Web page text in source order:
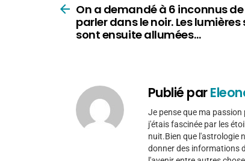
plus On a demandé à 6 inconnus de
parler dans le noir. Les lumières
sont ensuite allumées…
Publié par
Je pense que ma
j'étais fascinée par les
nuit.Bien que l'astrologie
donner des informations